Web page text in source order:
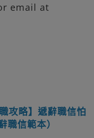
email at
攻略】遞辭職信怕
職信範本）